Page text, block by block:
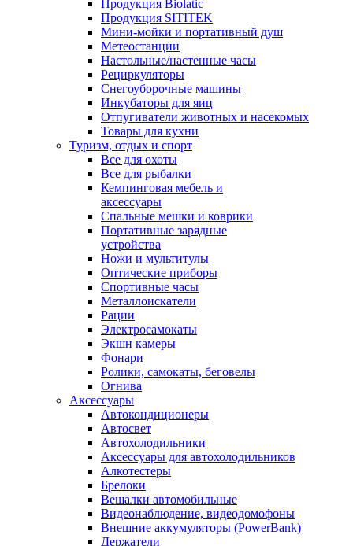
Продукция Biolatic
Продукция SITITEK
Мини-мойки и портативный душ
Метеостанции
Настольные/настенные часы
Рециркуляторы
Снегоуборочные машины
Инкубаторы для яиц
Отпугиватели животных и насекомых
Товары для кухни
Туризм, отдых и спорт
Все для охоты
Все для рыбалки
Кемпинговая мебель и
аксессуары
Спальные мешки и коврики
Портативные зарядные
устройства
Ножи и мультитулы
Оптические приборы
Спортивные часы
Металлоискатели
Рации
Электросамокаты
Экшн камеры
Фонари
Ролики, самокаты, беговелы
Огнива
Аксессуары
Автокондиционеры
Aвтосвет
Автохолодильники
Аксессуары для автохолодильников
Алкотестеры
Брелоки
Вешалки автомобильные
Видеонаблюдение, видеодомофоны
Внешние аккумуляторы (PowerBank)
Держатели